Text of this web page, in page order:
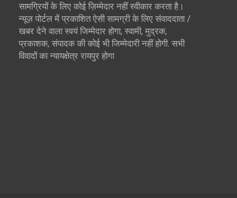
सामग्रियों के लिए कोई ज़िम्मेदार नहीं स्वीकार करता है।
न्यूज़ पोर्टल में प्रकाशित ऐसी सामग्री के लिए संवाददाता /
खबर देने वाला स्वयं जिम्मेदार होगा, स्वामी, मुद्रक,
प्रकाशक, संपादक की कोई भी जिम्मेदारी नहीं होगी. सभी
विवादों का न्यायक्षेत्र रायपुर होगा